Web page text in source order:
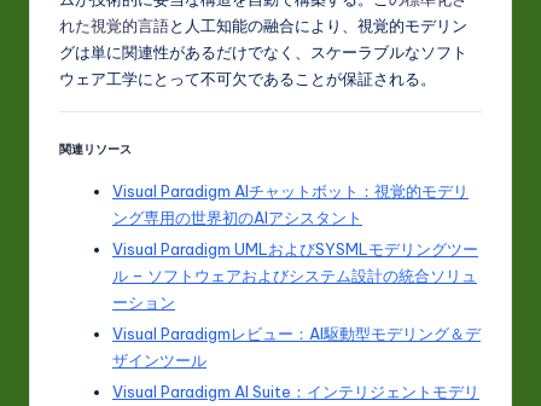
れた視覚的言語と人工知能の融合により、視覚的モデリン
グは単に関連性があるだけでなく、スケーラブルなソフト
ウェア工学にとって不可欠であることが保証される。
関連リソース
Visual Paradigm AIチャットボット：視覚的モデリ
ング専用の世界初のAIアシスタント
Visual Paradigm UMLおよびSYSMLモデリングツー
ル – ソフトウェアおよびシステム設計の統合ソリュ
ーション
Visual Paradigmレビュー：AI駆動型モデリング＆デ
ザインツール
Visual Paradigm AI Suite：インテリジェントモデリ